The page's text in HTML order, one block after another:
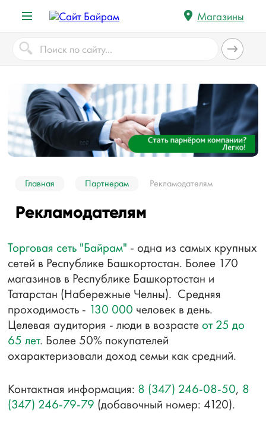
Магазины
Главная Партнерам Рекламодателям
Рекламодателям
Торговая сеть "Байрам" - одна из самых крупных
сетей в Республике Башкортостан. Более 170
магазинов в Республике Башкортостан и
Татарстан (Набережные Челны). Средняя
проходимость - 130 000 человек в день.
Целевая аудитория - люди в возрасте от 25 до
65 лет. Более 50% покупателей
охарактеризовали доход семьи как средний.
Контактная информация: 8 (347) 246-08-50, 8
(347) 246-79-79 (добавочный номер: 4120).